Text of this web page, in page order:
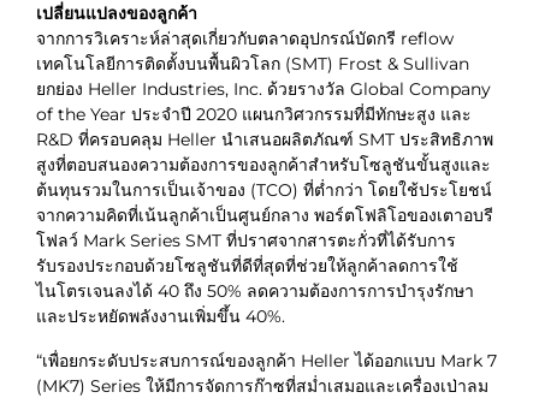
เปลี่ยนแปลงของลูกค้า
จากการวิเคราะห์ล่าสุดเกี่ยวกับตลาดอุปกรณ์บัดกรี reflow
เทคโนโลยีการติดตั้งบนพื้นผิวโลก (SMT) Frost & Sullivan
ยกย่อง Heller Industries, Inc. ด้วยรางวัล Global Company
of the Year ประจำปี 2020 แผนกวิศวกรรมที่มีทักษะสูง และ
R&D ที่ครอบคลุม Heller นำเสนอผลิตภัณฑ์ SMT ประสิทธิภาพ
สูงที่ตอบสนองความต้องการของลูกค้าสำหรับโซลูชันขั้นสูงและ
ต้นทุนรวมในการเป็นเจ้าของ (TCO) ที่ต่ำกว่า โดยใช้ประโยชน์
จากความคิดที่เน้นลูกค้าเป็นศูนย์กลาง พอร์ตโฟลิโอของเตาอบรี
โฟลว์ Mark Series SMT ที่ปราศจากสารตะกั่วที่ได้รับการ
รับรองประกอบด้วยโซลูชันที่ดีที่สุดที่ช่วยให้ลูกค้าลดการใช้
ไนโตรเจนลงได้ 40 ถึง 50% ลดความต้องการการบำรุงรักษา
และประหยัดพลังงานเพิ่มขึ้น 40%.
“เพื่อยกระดับประสบการณ์ของลูกค้า Heller ได้ออกแบบ Mark 7
(MK7) Series ให้มีการจัดการก๊าซที่สม่ำเสมอและเครื่องเป่าลม